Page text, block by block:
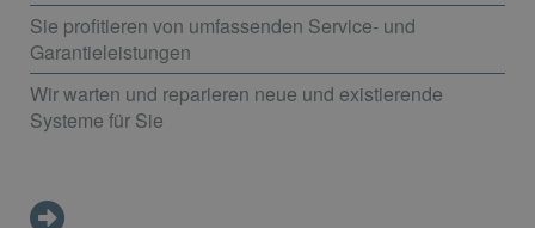
Sie profitieren von umfassenden Service- und
Garantieleistungen
Wir warten und reparieren neue und existierende
Systeme für Sie